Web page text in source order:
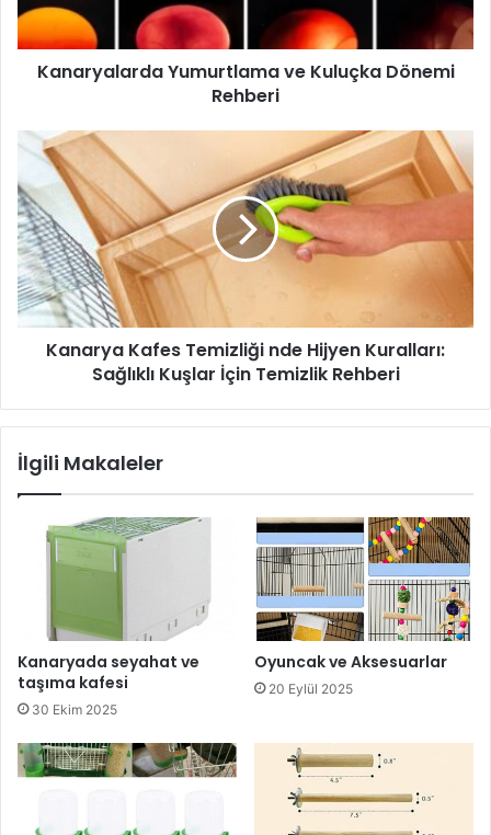
Kanaryalarda Yumurtlama ve Kuluçka Dönemi
Rehberi
Kanarya Kafes Temizliği nde Hijyen Kuralları:
Sağlıklı Kuşlar İçin Temizlik Rehberi
İlgili Makaleler
Kanaryada seyahat ve
taşıma kafesi
30 Ekim 2025
Oyuncak ve Aksesuarlar
20 Eylül 2025